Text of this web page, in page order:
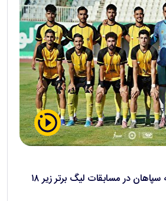
قهرمانی فولاد مبارکه سپاهان در مسابقات لیگ برتر زیر ۱۸